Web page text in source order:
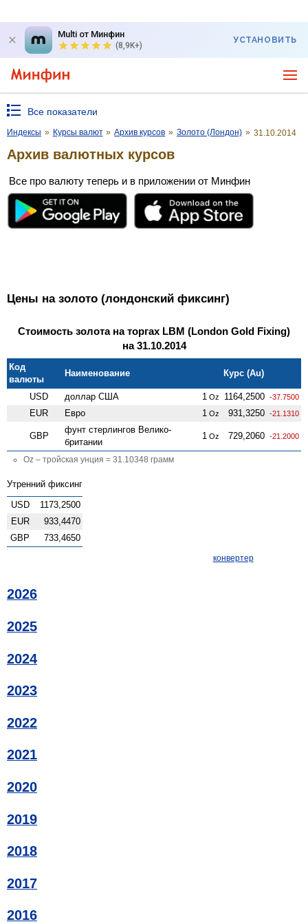
Multi от Минфин
(8,9K+)
УСТАНОВИТЬ
Все показатели
Индексы » Курсы валют » Архив курсов » Золото (Лондон) » 31.10.2014
Архив валютных курсов
Все про валюту теперь и в приложении от Минфин
Цены на золото (лондонский фиксинг)
Стоимость золота на торгах LBM (London Gold Fixing)
на 31.10.2014
Код
валюты
Наименование Курс (Au)
USD доллар США 1 Oz 1164,2500 -37.7500
EUR Евро 1 Oz 931,3250 -21.1310
GBP
фунт стерлингов Велико­
британии
1 Oz 729,2060 -21.2000
Oz – тройская унция = 31.10348 грамм
Утренний фиксинг
USD
1173,2500
EUR
933,4470
GBP
733,4650
конвертер
2026
2025
2024
2023
2022
2021
2020
2019
2018
2017
2016